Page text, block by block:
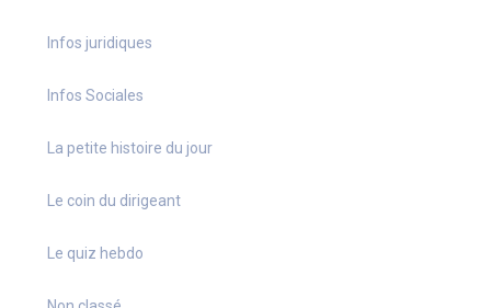
Infos juridiques
Infos Sociales
La petite histoire du jour
Le coin du dirigeant
Le quiz hebdo